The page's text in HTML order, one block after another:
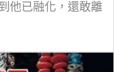
他已融化，還敢離